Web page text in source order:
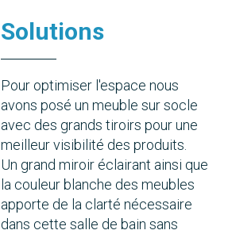
Solutions
Pour optimiser l'espace nous
avons posé un meuble sur socle
avec des grands tiroirs pour une
meilleur visibilité des produits.
Un grand miroir éclairant ainsi que
la couleur blanche des meubles
apporte de la clarté nécessaire
dans cette salle de bain sans